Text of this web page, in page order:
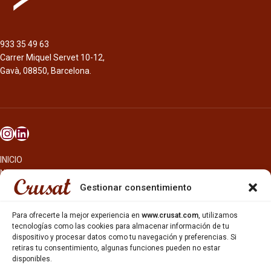
Gestionar consentimiento
Para ofrecerte la mejor experiencia en www.crusat.com, utilizamos
tecnologías como las cookies para almacenar información de tu
dispositivo y procesar datos como tu navegación y preferencias. Si
retiras tu consentimiento, algunas funciones pueden no estar
disponibles.
933 35 49 63
Carrer Miquel Servet 10-12,
Gavà, 08850, Barcelona.
INICIO
NOSOTROS
CERVEZAS
OTROS PRODUCTOS
REPARTO EN BARCELONA
HOSTELERÍA Y PEQUEÑA ALIMENTACIÓN
CARTAS DE CERVEZAS Y VINO
CATAS Y FORMACIONES